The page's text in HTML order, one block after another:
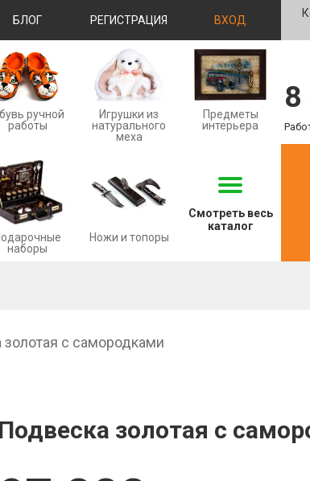
БЛОГ РЕГИСТРАЦИЯ ВХОД
ручной
работы
Игрушки из
натурального
меха
Предметы
интерьера
наборы
Ножи и топоры
Смотреть весь
каталог
8
золотая с самородками
Подвеска золотая с